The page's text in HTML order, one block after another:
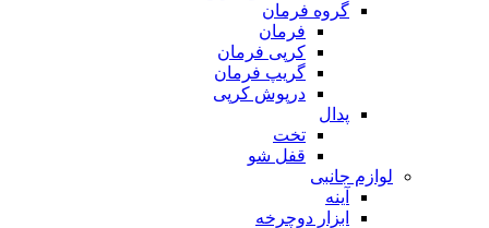
گروه فرمان
فرمان
کرپی فرمان
گریپ فرمان
درپوش کرپی
پدال
تخت
قفل شو
لوازم جانبی
آینه
ابزار دوچرخه